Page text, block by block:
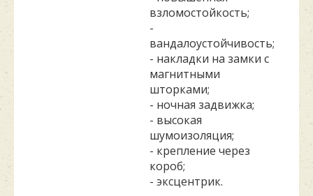
взломостойкость;
-
вандалоустойчивость;
- накладки на замки с
магнитными
шторками;
- ночная задвижка;
- высокая
шумоизоляция;
- крепление через
короб;
- эксцентрик.